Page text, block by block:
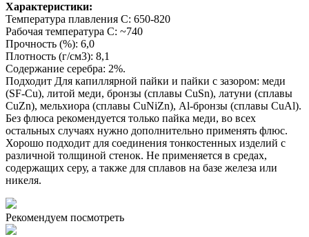
Характеристики:
Температура плавления С: 650-820
Рабочая температура С: ~740
Прочность (%): 6,0
Плотность (г/cм3): 8,1
Содержание серебра: 2%.
Подходит Для капиллярной пайки и пайки с зазором: меди
(SF-Cu), литой меди, бронзы (сплавы CuSn), латуни (сплавы
CuZn), мельхиора (сплавы CuNiZn), Al-бронзы (сплавы CuAl).
Без флюса рекомендуется только пайка меди, во всех
остальных случаях нужно дополнительно применять флюс.
Хорошо подходит для соединения тонкостенных изделий с
различной толщиной стенок. Не применяется в средах,
содержащих серу, а также для сплавов на базе железа или
никеля.
Рекомендуем посмотреть